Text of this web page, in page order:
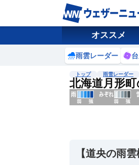
オススメ
雨雲レーダー
トップ 雨雪レーダー
北海道月形
【道央の雨